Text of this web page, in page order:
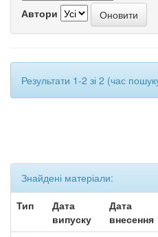
Автори
Результати 1-2 зі 2 (час
Знайдені матеріали:
Тип
Дата
випуску
Дата
внесення